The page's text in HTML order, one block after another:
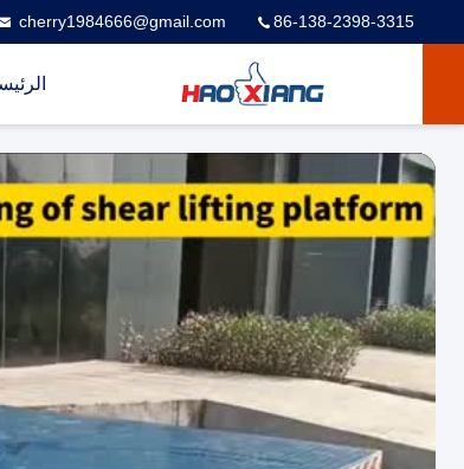
cherry1984666@gmail.com 86-138-2398-3315